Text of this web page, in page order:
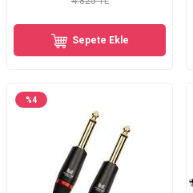
Sepete Ekle
%4